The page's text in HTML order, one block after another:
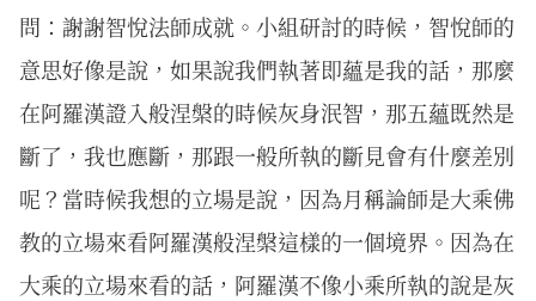
問：謝謝智悅法師成就。小組研討的時候，智悅師的
意思好像是說，如果說我們執著即蘊是我的話，那麼
在阿羅漢證入般涅槃的時候灰身泯智，那五蘊既然是
斷了，我也應斷，那跟一般所執的斷見會有什麼差別
呢？當時候我想的立場是說，因為月稱論師是大乘佛
教的立場來看阿羅漢般涅槃這樣的一個境界。因為在
大乘的立場來看的話，阿羅漢不像小乘所執的說是灰